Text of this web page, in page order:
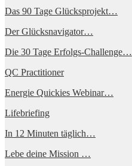
Das 90 Tage Glücksprojekt…
Der Glücksnavigator…
Die 30 Tage Erfolgs-Challenge…
QC Practitioner
Energie Quickies Webinar…
Lifebriefing
In 12 Minuten täglich…
Lebe deine Mission …